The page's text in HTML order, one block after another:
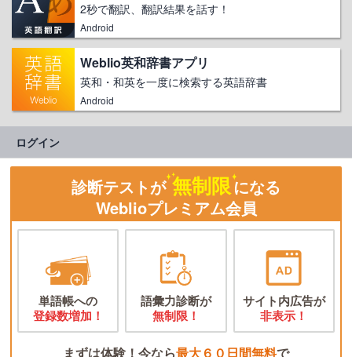
2秒で翻訳、翻訳結果を話す！
Android
Weblio英和辞書アプリ
英和・和英を一度に検索する英語辞書
Android
ログイン
診断テストが 無制限になる
Weblioプレミアム会員
単語帳への
登録数増加！
語彙力診断が
無制限！
サイト内広告が
非表示！
まずは体験！今なら最大６０日間無料で